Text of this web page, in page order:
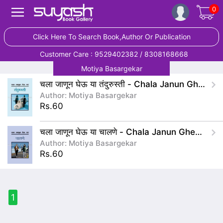
0
Click Here To Search Book,Author Or Publication
Customer Care : 9529402382 / 8308168668
Motiya Basargekar
चला जाणून घेऊ या तंदुरुस्ती - Chala Janun Gheu Ya Tandurusti
Author: Motiya Basargekar
Rs.60
चला जाणून घेऊ या चालणे - Chala Janun Gheu Ya Chalane
Author: Motiya Basargekar
Rs.60
1